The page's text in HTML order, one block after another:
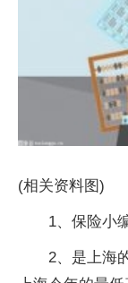
(相关资料图)
1、保险小
2、是上海